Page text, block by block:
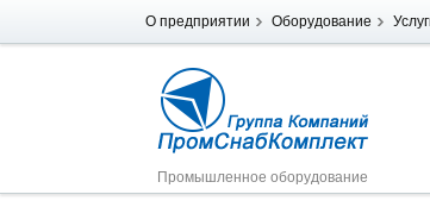
О предприятии Оборудование
Промышленное оборудование